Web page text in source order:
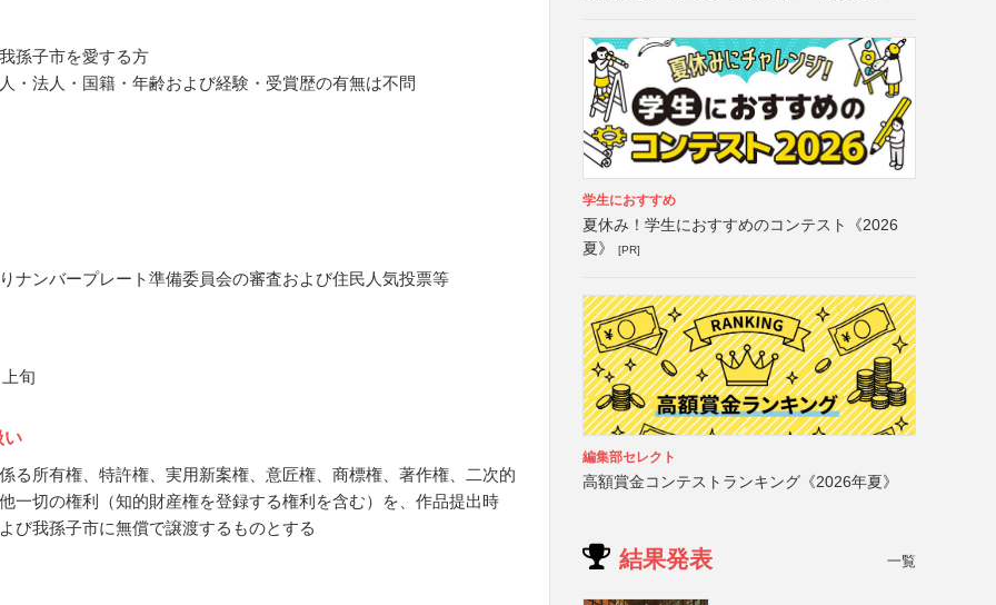
孫子市を愛する方
・法人・国籍・年齢および経験・受賞歴の有無は不問
ナンバープレート準備委員会の審査および住民人気投票等
旬
い
る所有権、特許権、実用新案権、意匠権、商標権、著作権、二次的
一切の権利（知的財産権を登録する権利を含む）を、作品提出時
び我孫子市に無償で譲渡するものとする
学生におすすめ
夏休み！学生におすすめのコンテスト《2026
夏》
[PR]
編集部セレクト
高額賞金コンテストランキング《2026年夏》
結果発表 一覧